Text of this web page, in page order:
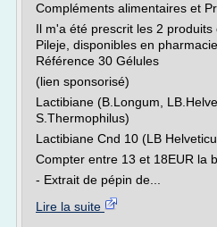
Compléments alimentaires et
Il m'a été prescrit les 2
Pileje, disponibles en
Référence 30 Gélules
(lien sponsorisé)
Lactibiane (B.Longum,
S.Thermophilus)
Lactibiane Cnd 10 (LB
Compter entre 13 et 18EUR la
- Extrait de pépin de...
Lire la suite